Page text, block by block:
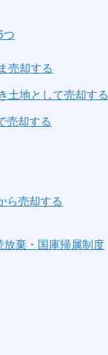
つ
売却する
土地として売却する
売却する
ら売却する
放棄・国庫帰属制度